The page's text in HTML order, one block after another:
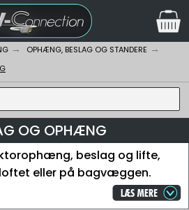
OPHÆNG, BESLAG OG STANDERE
OG OPHÆNG
beslag og lifte,
eller på bagvæggen.